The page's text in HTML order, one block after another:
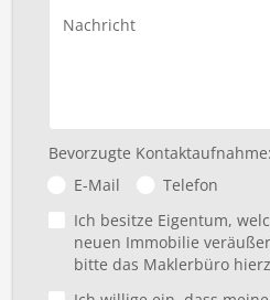
Nachricht
Bevorzugte Kontaktaufnahme:
E-Mail
Telefon
Ich besitze Eigentum,
neuen Immobilie
bitte das Maklerbüro